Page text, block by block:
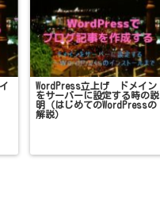
WordPress立上げ ドメイン
をサーバーに設定する時の説
明（はじめてのWordPressの
解説）